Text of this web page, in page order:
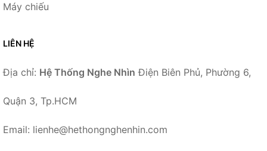
Máy chiếu
LIÊN HỆ
Địa chỉ: Hệ Thống Nghe Nhìn Điện Biên Phủ, Phường 6,
Quận 3, Tp.HCM
Email: lienhe@hethongnghenhin.com